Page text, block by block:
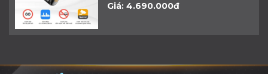
Giá: 4.690.000đ